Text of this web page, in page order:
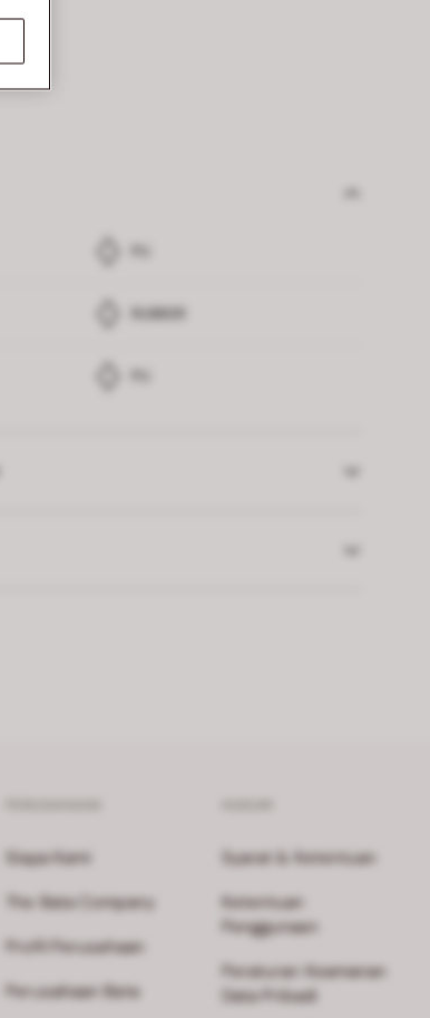
RUBBER
Siapa Kami
The Bata Company
Profil Perusahaan
Perusahaan Bata
Syarat & Ketentuan
Ketentuan
Penggunaan
Peraturan Keamanan
Data Pribadi